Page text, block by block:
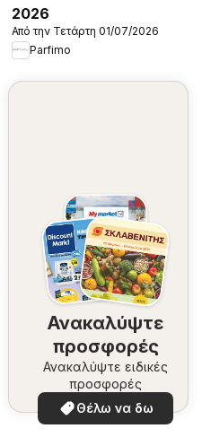
2026
Από την Τετάρτη 01/07/2026
Parfimo
Ανακαλύψτε
προσφορές
Ανακαλύψτε ειδικές
προσφορές
Θέλω να δω